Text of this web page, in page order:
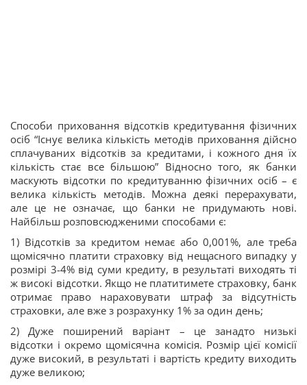
Способи приховання відсотків кредитування фізичних
осіб “Існує велика кількість методів приховання дійсно
сплачуваних відсотків за кредитами, і кожного дня їх
кількість стає все більшою” Відносно того, як банки
маскують відсотки по кредитуванню фізичних осіб – є
велика кількість методів. Можна деякі перерахувати,
але це не означає, що банки не придумають нові.
Найбільш розповсюдженими способами є:
1) Відсотків за кредитом немає або 0,001%, але треба
щомісячно платити страховку від нещасного випадку у
розмірі 3-4% від суми кредиту, в результаті виходять ті
ж високі відсотки. Якщо не платитимете страховку, банк
отримає право нараховувати штраф за відсутність
страховки, але вже з розрахунку 1% за один день;
2) Дуже поширений варіант – це занадто низькі
відсотки і окремо щомісячна комісія. Розмір цієї комісії
дуже високий, в результаті і вартість кредиту виходить
дуже великою;